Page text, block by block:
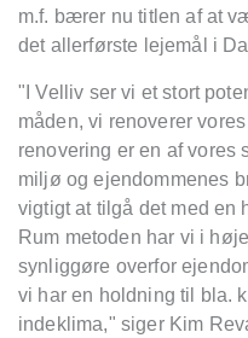
m.f. bærer nu titlen af at
det allerførste lejemål i
"I Velliv ser vi et stort
måden, vi renoverer
renovering er en af vores
miljø og ejendommenes
vigtigt at tilgå det med en
Rum metoden har vi i
synliggøre overfor
vi har en holdning til bla.
indeklima," siger Kim